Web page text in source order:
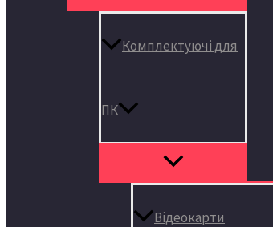
Комплектуючі для
ПК
Відеокарти